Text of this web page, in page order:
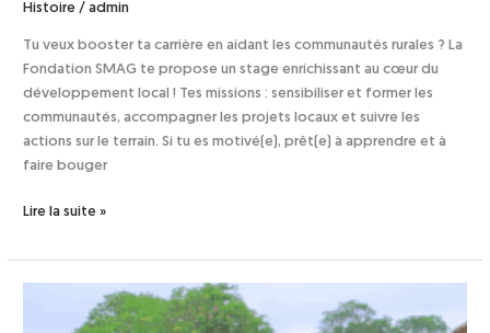
Histoire /admin
Tu veux booster ta carrière en aidant les communautés rurales ? La
Fondation SMAG te propose un stage enrichissant au cœur du
développement local ! Tes missions : sensibiliser et former les
communautés, accompagner les projets locaux et suivre les
actions sur le terrain. Si tu es motivé(e), prêt(e) à apprendre et à
faire bouger
Lire la suite »